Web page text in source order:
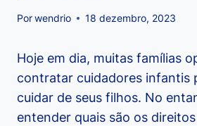
Porwendrio 18 dezembro, 2023
Hoje em dia, muitas famílias
contratar cuidadores infantis
cuidar de seus filhos. No
entender quais são os